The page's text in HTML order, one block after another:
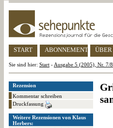
START ABONNEMENT ÜBER
Sie sind hier: Start - Ausgabe 5 (2005), Nr. 7/8
Rezension
Kommentar schreiben
Druckfassung
Weitere Rezensionen von Klaus
Herbers: